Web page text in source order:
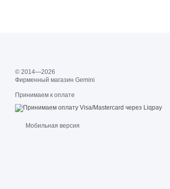
© 2014—2026
Фирменный магазин Gemini
Принимаем к оплате
Мобильная версия